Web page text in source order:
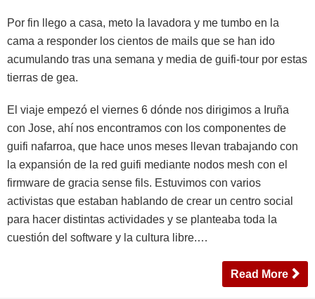
Por fin llego a casa, meto la lavadora y me tumbo en la
cama a responder los cientos de mails que se han ido
acumulando tras una semana y media de guifi-tour por estas
tierras de gea.
El viaje empezó el viernes 6 dónde nos dirigimos a Iruña
con Jose, ahí nos encontramos con los componentes de
guifi nafarroa, que hace unos meses llevan trabajando con
la expansión de la red guifi mediante nodos mesh con el
firmware de gracia sense fils. Estuvimos con varios
activistas que estaban hablando de crear un centro social
para hacer distintas actividades y se planteaba toda la
cuestión del software y la cultura libre.…
Read More